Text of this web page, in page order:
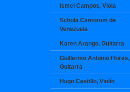
Ismel Campos, Viola
Schola Cantorum de
Venezuela
Karen Arango, Guitarra
Guillermo Antonio Flores,
Guitarra
Hugo Castillo, Violín